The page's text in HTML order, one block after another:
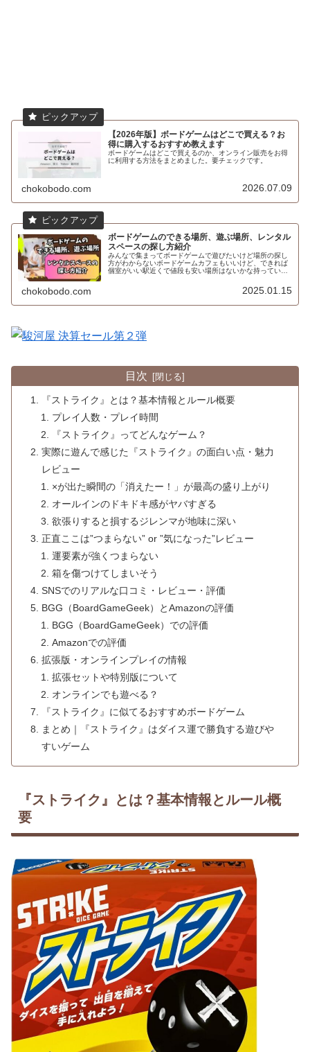
【2026年版】ボードゲームはどこで買える？お
得に購入するおすすめ教えます
ボードゲームはどこで買えるのか、オンライン販売をお得
に利用する方法をまとめました。要チェックです。
chokobodo.com 2026.07.09
ボードゲームのできる場所、遊ぶ場所、レンタル
スペースの探し方紹介
みんなで集まってボードゲームで遊びたいけど場所の探し
方がわからないボードゲームカフェもいいけど、できれば
個室がいい駅近くで値段も安い場所はないかな持っている
chokobodo.com 2025.01.15
目次
『ストライク』とは？基本情報とルール概要
プレイ人数・プレイ時間
『ストライク』ってどんなゲーム？
実際に遊んで感じた『ストライク』の面白い点・魅力
レビュー
×が出た瞬間の「消えたー！」が最高の盛り上がり
オールインのドキドキ感がヤバすぎる
欲張りすると損するジレンマが地味に深い
正直ここは”つまらない” or ”気になった”レビュー
運要素が強くつまらない
箱を傷つけてしまいそう
SNSでのリアルな口コミ・レビュー・評価
BGG（BoardGameGeek）とAmazonの評価
BGG（BoardGameGeek）での評価
Amazonでの評価
拡張版・オンラインプレイの情報
拡張セットや特別版について
オンラインでも遊べる？
『ストライク』に似てるおすすめボードゲーム
まとめ｜『ストライク』はダイス運で勝負する遊びや
すいゲーム
『ストライク』とは？基本情報とルール概
要